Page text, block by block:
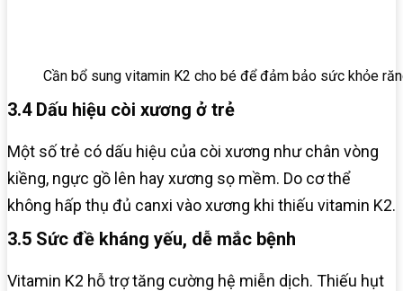
Cần bổ sung vitamin K2 cho bé để đảm bảo sức khỏe
3.4 Dấu hiệu còi xương ở trẻ
Một số trẻ có dấu hiệu của còi xương như chân vòng
kiềng, ngực gồ lên hay xương sọ mềm. Do cơ thể
không hấp thụ đủ canxi vào xương khi thiếu vitamin K2.
3.5 Sức đề kháng yếu, dễ mắc bệnh
Vitamin K2 hỗ trợ tăng cường hệ miễn dịch. Thiếu hụt